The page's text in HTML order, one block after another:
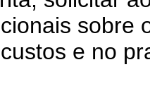
sobre
e no